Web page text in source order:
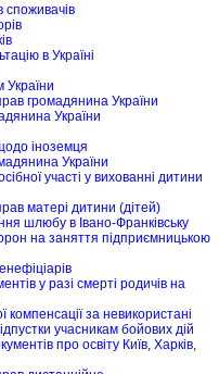
споживачів
в Україні
України
громадянина України
України
іноземця
України
участі у вихованні дитини
матері дитини (дітей)
шлюбу в Івано-Франківську
на заняття підприємницькою
у разі смерті родичів на
за невикористані
учасникам бойових дій
про освіту Київ, Харків,